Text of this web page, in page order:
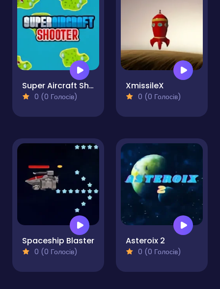
Super Aircraft Shooter
0 (0 Голосів)
XmissileX
0 (0 Голосів)
Spaceship Blaster
0 (0 Голосів)
Asteroix 2
0 (0 Голосів)